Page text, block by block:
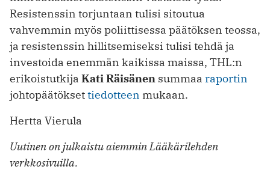
Resistenssin torjuntaan tulisi sitoutua
vahvemmin myös poliittisessa päätöksen teossa,
ja resistenssin hillitsemiseksi tulisi tehdä ja
investoida enemmän kaikissa maissa, THL:n
erikoistutkija Kati Räisänen summaa raportin
johtopäätöksettiedotteen mukaan.
Hertta Vierula
Uutinen on julkaistu aiemmin Lääkärilehden
verkkosivuilla.